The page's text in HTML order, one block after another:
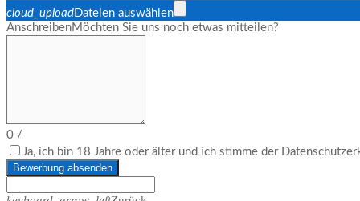
cloud_uploadDateien auswählen
AnschreibenMöchten Sie uns noch etwas mitteilen?
0 /
Ja, ich bin 18 Jahre oder älter und ich stimme der
Bewerbung absenden